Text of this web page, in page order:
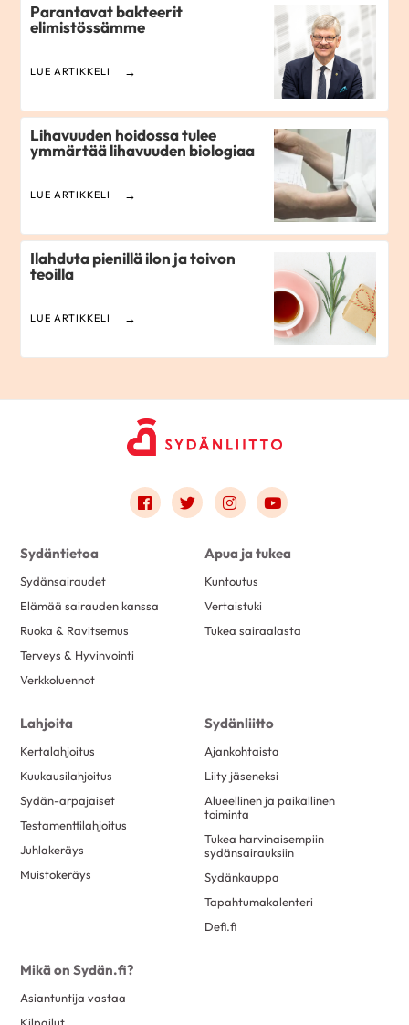
Parantavat bakteerit
elimistössämme
LUE ARTIKKELI
Lihavuuden hoidossa tulee
ymmärtää lihavuuden biologiaa
LUE ARTIKKELI
Ilahduta pienillä ilon ja toivon
teoilla
LUE ARTIKKELI
Link to facebook
Link to twitter
Link to instagram
Link to youtube
Sydäntietoa
Sydänsairaudet
Elämää sairauden kanssa
Ruoka & Ravitsemus
Terveys & Hyvinvointi
Verkkoluennot
Apua ja tukea
Kuntoutus
Vertaistuki
Tukea sairaalasta
Lahjoita
Kertalahjoitus
Kuukausilahjoitus
Sydän-arpajaiset
Testamenttilahjoitus
Juhlakeräys
Muistokeräys
Sydänliitto
Ajankohtaista
Liity jäseneksi
Alueellinen ja paikallinen
toiminta
Tukea harvinaisempiin
sydänsairauksiin
Sydänkauppa
Tapahtumakalenteri
Defi.fi
Mikä on Sydän.fi?
Asiantuntija vastaa